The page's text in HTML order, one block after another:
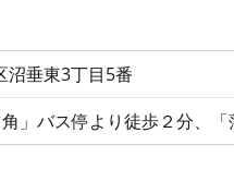
沼垂東3丁目5番
」バス停より徒歩２分、「